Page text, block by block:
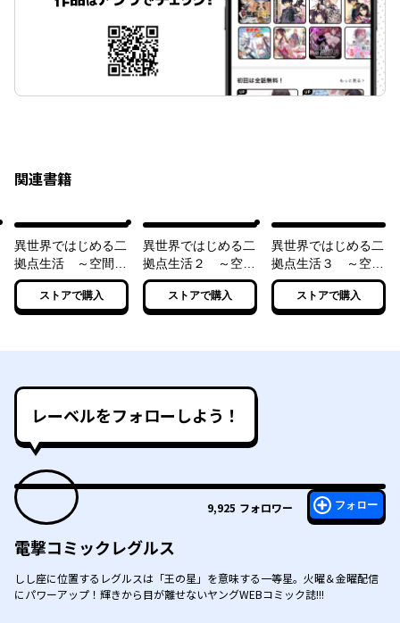
関連書籍
異世界ではじめる二
拠点生活 ～空間魔
法で王都と田舎をい
ったりきたり～
ストアで購入
異世界ではじめる二
拠点生活２ ～空間
魔法で王都と田舎を
いったりきたり～
ストアで購入
異世界ではじめる二
拠点生活３ ～空間
魔法で王都と田舎を
いったりきたり～
ストアで購入
レーベルをフォローしよう！
9,925 フォロワー フォロー
電撃コミックレグルス
しし座に位置するレグルスは「王の星」を意味する一等星。火曜＆金曜配信
にパワーアップ！輝きから目が離せないヤングWEBコミック誌!!!